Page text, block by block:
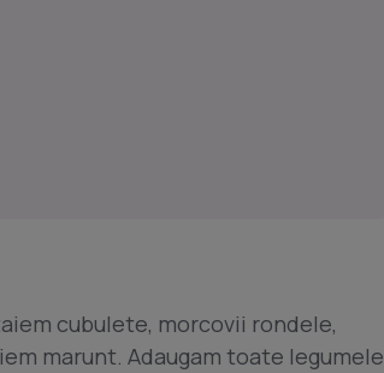
cubulete, morcovii rondele,
marunt. Adaugam toate legumele